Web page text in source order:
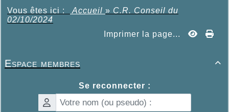
Vous êtes ici : Accueil » C.R. Conseil du
02/10/2024
Imprimer la page...

Espace membres
Se reconnecter :